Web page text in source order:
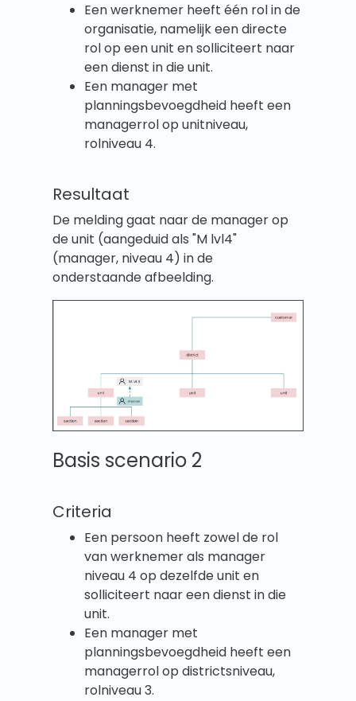
Een werknemer heeft één rol in de
organisatie, namelijk een directe
rol op een unit en solliciteert naar
een dienst in die unit.
Een manager met
planningsbevoegdheid heeft een
managerrol op unitniveau,
rolniveau 4.
Resultaat
De melding gaat naar de manager op
de unit (aangeduid als "M lvl4"
(manager, niveau 4) in de
onderstaande afbeelding.
Basis scenario 2
Criteria
Een persoon heeft zowel de rol
van werknemer als manager
niveau 4 op dezelfde unit en
solliciteert naar een dienst in die
unit.
Een manager met
planningsbevoegdheid heeft een
managerrol op districtsniveau,
rolniveau 3.